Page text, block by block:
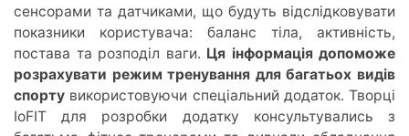
сенсорами та датчиками, що будуть відслідковувати
показники користувача: баланс тіла, активність,
постава та розподіл ваги. Ця інформація допоможе
розрахувати режим тренування для багатьох видів
спорту використовуючи спеціальний додаток. Творці
IoFIT для розробки додатку консультувались з